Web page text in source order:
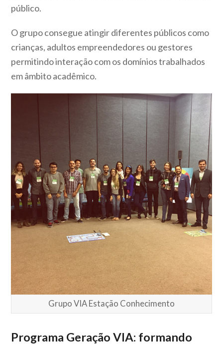
público.
O grupo consegue atingir diferentes públicos como
crianças, adultos empreendedores ou gestores
permitindo interação com os domínios trabalhados
em âmbito acadêmico.
Grupo VIA Estação Conhecimento
Programa Geração VIA: formando